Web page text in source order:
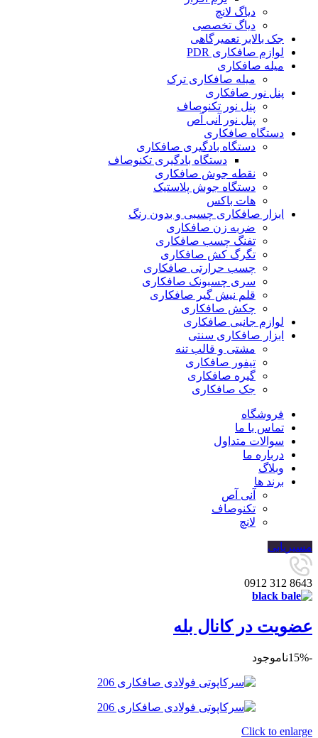
دیاگ لانچ
دیاگ تخصصی
جک بالابر تعمیرگاهی
لوازم صافکاری PDR
میله صافکاری
میله صافکاری ترک
پنل نور صافکاری
پنل نور تکنوصاف
پنل نور آنی آص
دستگاه صافکاری
دستگاه بادگیری صافکاری
دستگاه بادگیری تکنوصاف
نقطه جوش صافکاری
دستگاه جوش پلاستیک
هات باکس
ابزار صافکاری چسبی و بدون رنگ
ضربه زن صافکاری
تفنگ چسب صافکاری
تگرگ کش صافکاری
چسب حرارتی صافکاری
سری چسبونک صافکاری
قلم نیش گیر صافکاری
چکش صافکاری
لوازم جانبی صافکاری
ابزار صافکاری سنتی
مشتی و قالب تنه
تیفور صافکاری
گیره صافکاری
جک صافکاری
فروشگاه
تماس با ما
سوالات متداول
درباره ما
وبلاگ
برند ها
آنی آص
تکنوصاف
لانچ
مسیریابی
8643 312 0912
عضویت در کانال بله
-15% ناموجود
Click to enlarge